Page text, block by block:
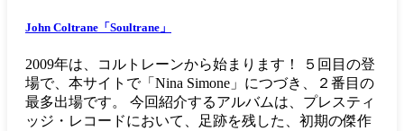
John Coltrane「Soultrane」
2009年は、コルトレーンから始まります！ ５回目の登
場で、本サイトで「Nina Simone」につづき、２番目の
最多出場です。 今回紹介するアルバムは、プレスティ
ッジ・レコードにおいて、足跡を残した、初期の傑作